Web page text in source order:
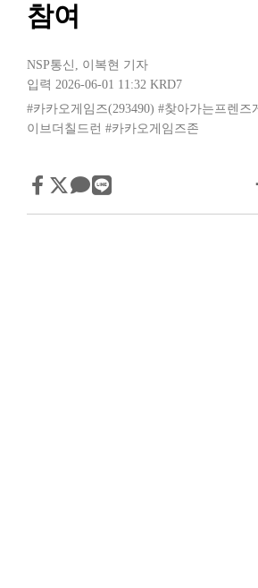
참여
NSP통신 , 이복현 기자
입력 2026-06-01 11:32 KRD7
#카카오게임즈(293490) #찾아가는프렌즈
이브더칠드런 #카카오게임즈존